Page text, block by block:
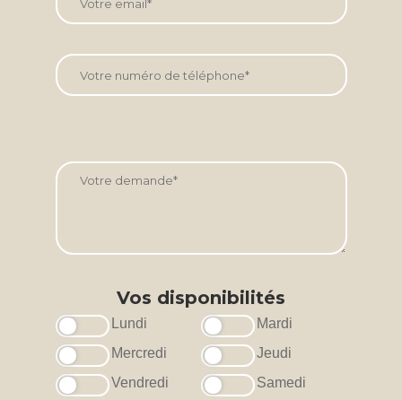
Vos disponibilités
Lundi
Mardi
Mercredi
Jeudi
Vendredi
Samedi